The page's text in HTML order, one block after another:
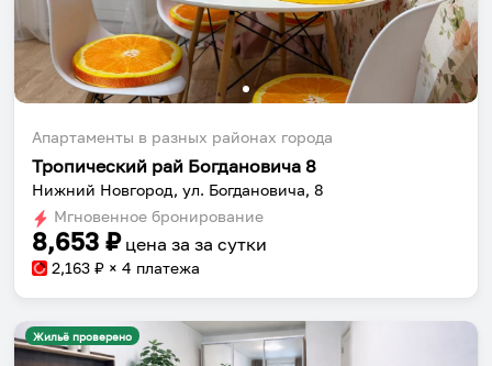
Апартаменты в разных районах города
Тропический рай Богдановича 8
Нижний Новгород, ул. Богдановича, 8
Мгновенное бронирование
8,653 ₽ цена за за сутки
2,163 ₽ × 4 платежа
Жильё проверено